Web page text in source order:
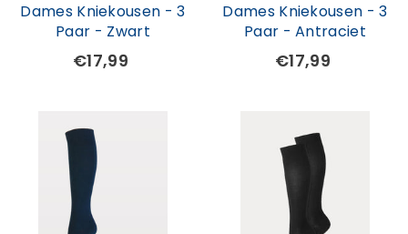
Dames Kniekousen - 3
Paar - Zwart
€17,99
Dames Kniekousen - 3
Paar - Antraciet
€17,99